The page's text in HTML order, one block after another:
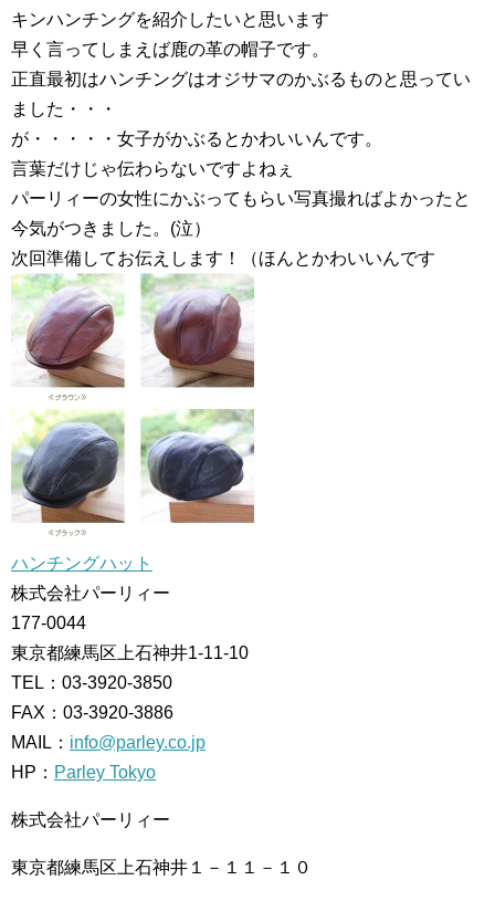
キンハンチングを紹介したいと思います
早く言ってしまえば鹿の革の帽子です。
正直最初はハンチングはオジサマのかぶるものと思ってい
ました・・・
が・・・・・女子がかぶるとかわいいんです。
言葉だけじゃ伝わらないですよねぇ
パーリィーの女性にかぶってもらい写真撮ればよかったと
今気がつきました。(泣）
次回準備してお伝えします！（ほんとかわいいんです
ハンチングハット
株式会社パーリィー
177-0044
東京都練馬区上石神井1-11-10
TEL：03-3920-3850
FAX：03-3920-3886
MAIL： info@parley.co.jp
HP： Parley Tokyo
株式会社パーリィー
東京都練馬区上石神井１－１１－１０